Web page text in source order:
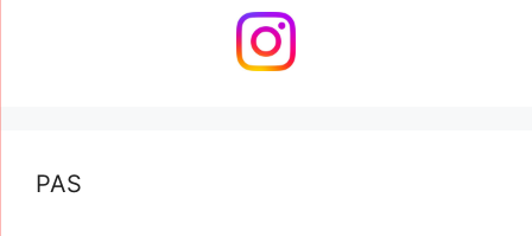
PAS